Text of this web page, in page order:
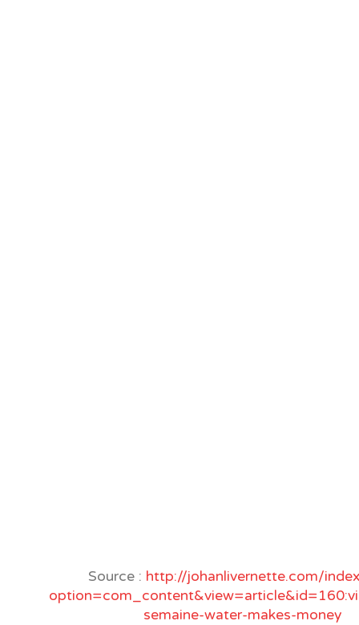
Source : http://johanlivernette.com/
semaine-water-makes-money